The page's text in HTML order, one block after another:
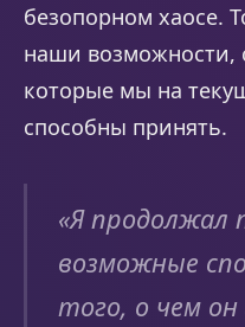
безопорном хаосе.
наши возможности,
которые мы на
способны принять.
«Я продолжал
возможные
того, о чем